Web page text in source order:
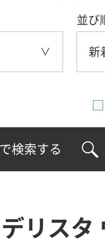
並び
新
検索する
デリスタ